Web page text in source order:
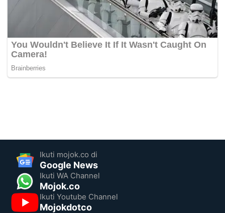
Ikuti mojok.co di
Google News
Ikuti WA Channel
Mojok.co
Ikuti Youtube Channel
Mojokdotco